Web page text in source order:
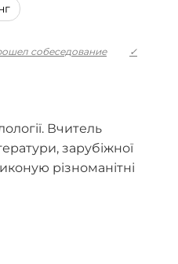
собеседование
✓
Вчитель
зарубіжної
різноманітні